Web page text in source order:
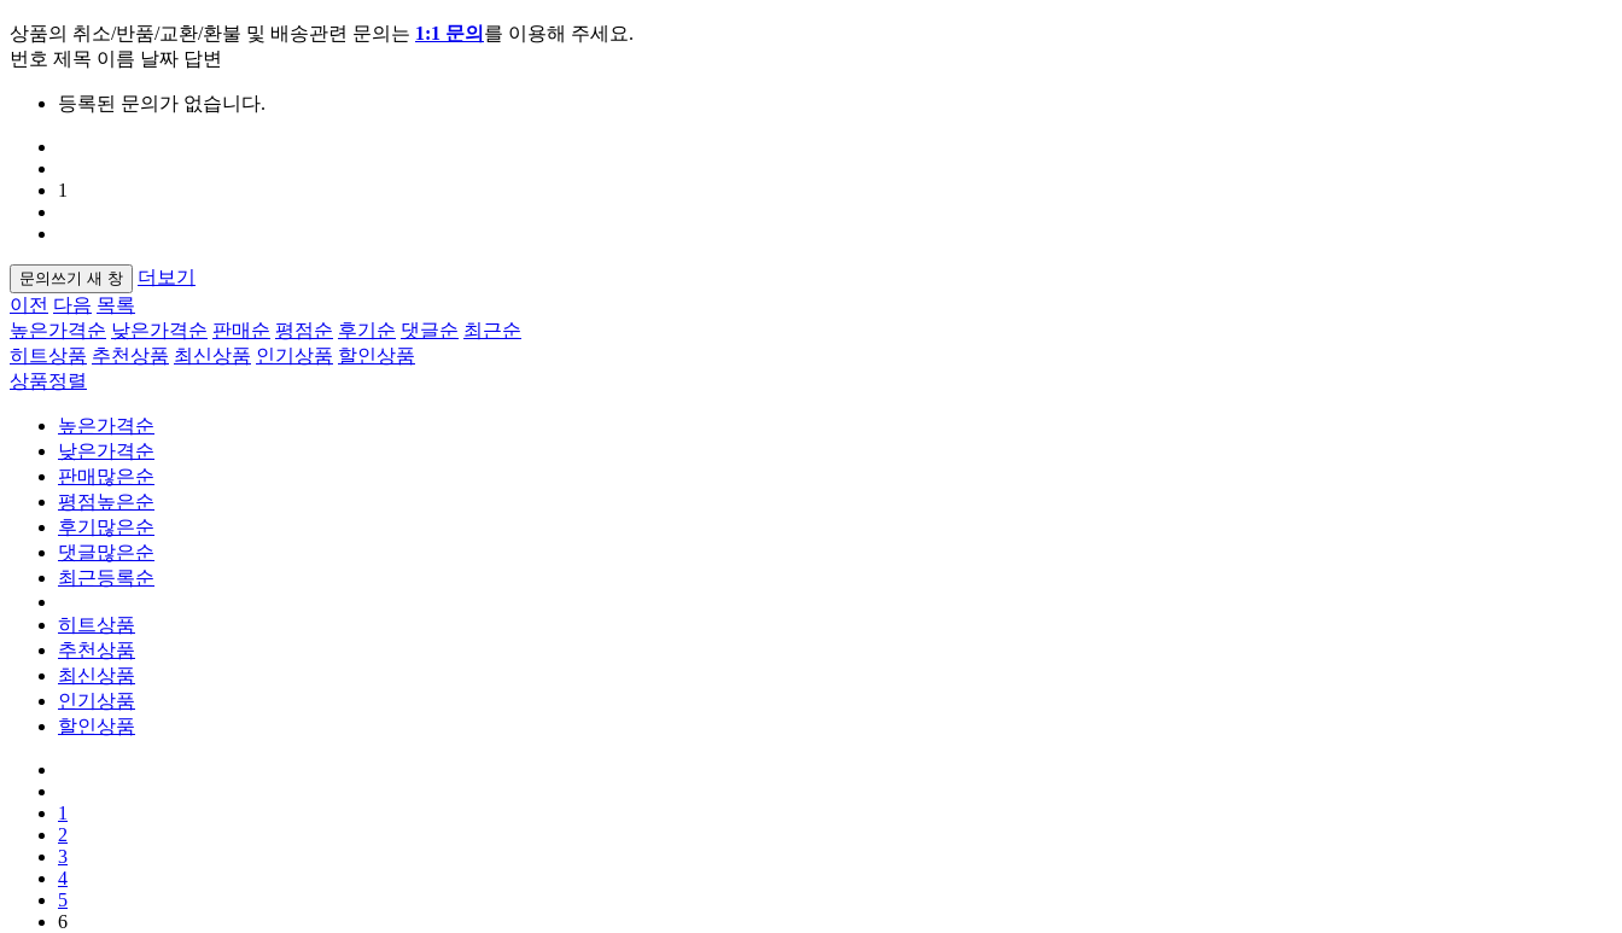
상품의 취소/반품/교환/환불 및 배송관련 문의는 1:1 문의 를 이용해 주세요.
번호 제목 이름 날짜 답변
등록된 문의가 없습니다.
1
문의쓰기 새 창
더보기
이전 다음 목록
높은가격순 낮은가격순 판매순 평점순 후기순 댓글순 최근순
히트상품 추천상품 최신상품 인기상품 할인상품
상품정렬
높은가격순
낮은가격순
판매많은순
평점높은순
후기많은순
댓글많은순
최근등록순
히트상품
추천상품
최신상품
인기상품
할인상품
1
2
3
4
5
6